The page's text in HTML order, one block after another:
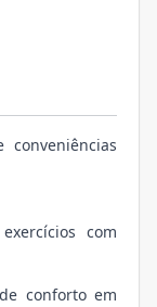
conveniências
com
conforto em